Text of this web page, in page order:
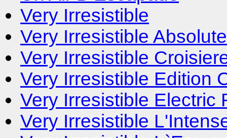
Very Irresistible
Very Irresistible
Very Irresistible
Very Irresistible Edition
Very Irresistible Electric
Very Irresistible